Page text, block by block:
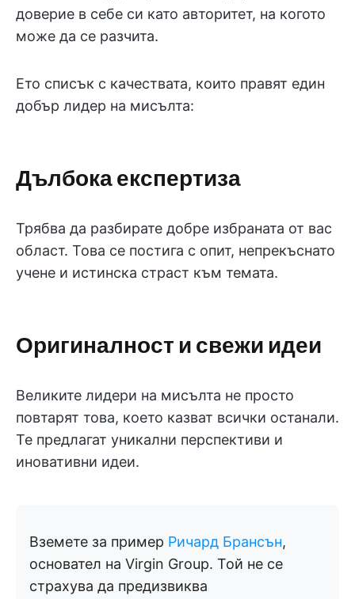
доверие в себе си като авторитет, на когото
може да се разчита.
Ето списък с качествата, които правят един
добър лидер на мисълта:
Дълбока експертиза
Трябва да разбирате добре избраната от вас
област. Това се постига с опит, непрекъснато
учене и истинска страст към темата.
Оригиналност и свежи идеи
Великите лидери на мисълта не просто
повтарят това, което казват всички останали.
Те предлагат уникални перспективи и
иновативни идеи.
Вземете за пример Ричард Брансън,
основател на Virgin Group. Той не се
страхува да предизвиква